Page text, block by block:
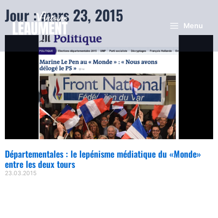
Menu
Jour : mars 23, 2015
Départementales : le lepénisme médiatique du «Monde»
entre les deux tours
23.03.2015